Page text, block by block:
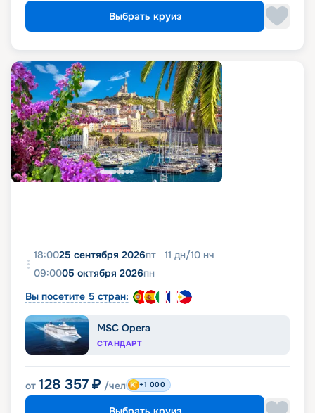
Выбрать круиз
18:0025 сентября 2026пт 11 дн/10 нч
09:0005 октября 2026пн
Вы посетите 5 стран:
MSC Opera
СТАНДАРТ
от 128 357 ₽ /чел +1 000